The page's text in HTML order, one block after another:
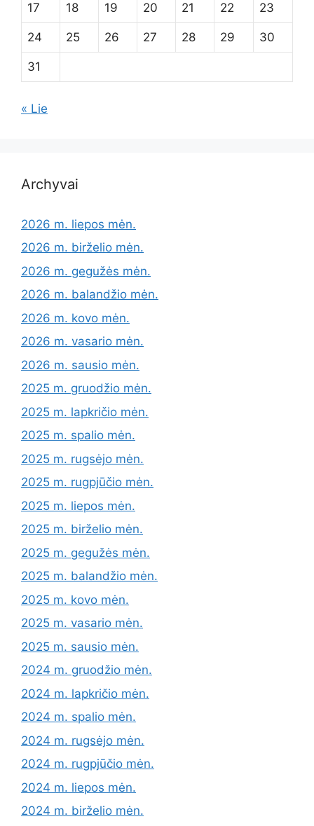
17 18 19 20 21 22 23
24 25 26 27 28 29 30
31
« Lie
Archyvai
2026 m. liepos mėn.
2026 m. birželio mėn.
2026 m. gegužės mėn.
2026 m. balandžio mėn.
2026 m. kovo mėn.
2026 m. vasario mėn.
2026 m. sausio mėn.
2025 m. gruodžio mėn.
2025 m. lapkričio mėn.
2025 m. spalio mėn.
2025 m. rugsėjo mėn.
2025 m. rugpjūčio mėn.
2025 m. liepos mėn.
2025 m. birželio mėn.
2025 m. gegužės mėn.
2025 m. balandžio mėn.
2025 m. kovo mėn.
2025 m. vasario mėn.
2025 m. sausio mėn.
2024 m. gruodžio mėn.
2024 m. lapkričio mėn.
2024 m. spalio mėn.
2024 m. rugsėjo mėn.
2024 m. rugpjūčio mėn.
2024 m. liepos mėn.
2024 m. birželio mėn.